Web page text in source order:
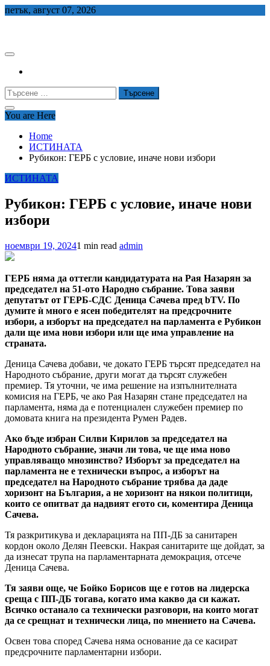
Skip
петък, август 07, 2026
Търсене
за:
You are Here
Home
ИСТИНАТА
Рубикон: ГЕРБ с условие, иначе нови избори
ИСТИНАТА
Рубикон: ГЕРБ с условие, иначе нови
избори
ноември 19, 20241 min read admin
ГЕРБ няма да оттегли кандидатурата на Рая Назарян за
председател на 51-ото Народно събрание. Това заяви
депутатът от ГЕРБ-СДС Деница Сачева пред bTV. По
думите ѝ много е ясен победителят на предсрочните
избори, а изборът на председател на парламента е Рубикон
дали ще има нови избори или ще има управление на
страната.
Деница Сачева добави, че докато ГЕРБ търсят председател на
Народното събрание, други могат да търсят служебен
премиер. Тя уточни, че има решение на изпълнителната
комисия на ГЕРБ, че ако Рая Назарян стане председател на
парламента, няма да е потенциален служебен премиер по
домовата книга на президента Румен Радев.
Ако бъде избран Силви Кирилов за председател на
Народното събрание, значи ли това, че ще има ново
управляващо мнозинство? Изборът за председател на
парламента не е технически въпрос, а изборът на
председател на Народното събрание трябва да даде
хоризонт на България, а не хоризонт на някои политици,
които се опитват да надвият егото си, коментира Деница
Сачева.
Тя разкритикува и декларацията на ПП-ДБ за санитарен
кордон около Делян Пеевски. Накрая санитарите ще дойдат, за
да изнесат трупа на парламентарната демокрация, отсече
Деница Сачева.
Тя заяви още, че Бойко Борисов ще е готов на лидерска
среща с ПП-ДБ тогава, когато има какво да си кажат.
Всичко останало са технически разговори, на които могат
да се срещнат и технически лица, по мнението на Сачева.
Освен това според Сачева няма основание да се касират
предсрочните парламентарни избори.